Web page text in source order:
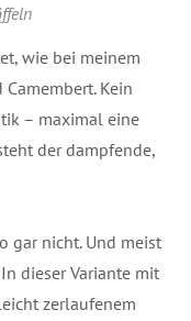
wie bei meinem
Kein
– maximal eine
der dampfende,
gar nicht. Und meist
dieser Variante mit
zerlaufenem